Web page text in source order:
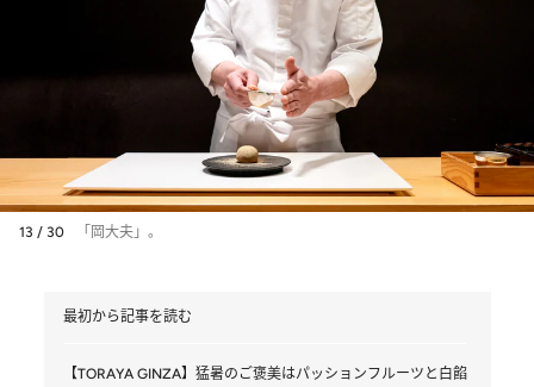
13 / 30 「岡大夫」。
最初から記事を読む
【TORAYA GINZA】猛暑のご褒美はパッションフルーツと白餡